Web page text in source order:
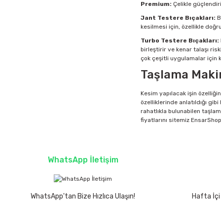
Premium: Çelikle
Jant Testere Bıçakları:
kesilmesi için, özellikle
Turbo Testere Bıçakları:
birleştirir ve kenar talaşı
çok çeşitli uygulamalar için
Taşlama
Kesim yapılacak işin
özelliklerinde anlatıldığı
rahatlıkla bulunabilen
fiyatlarını sitemiz
WhatsApp İletişim
WhatsApp'tan Bize Hızlıca Ulaşın! Hafta İçi